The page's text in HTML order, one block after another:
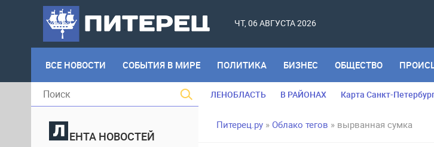
ЧТ, 06 АВГУСТА 2026
ВСЕ НОВОСТИ СОБЫТИЯ В МИРЕ ПОЛИТИКА БИЗНЕС ОБЩЕСТВО
ЕНТА НОВОСТЕЙ
ЛЕНОБЛАСТЬ В РАЙОНАХ Карта Санкт-
Питерец.ру » Облако тегов » вырванная сумка